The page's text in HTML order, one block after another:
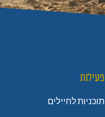
פעילות
תוכניות לחיילים